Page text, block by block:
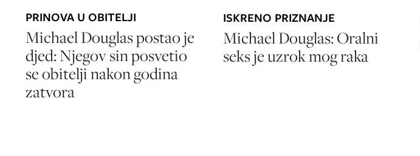
PRINOVA U OBITELJI
Michael Douglas postao je
djed: Njegov sin posvetio
se obitelji nakon godina
zatvora
ISKRENO PRIZNANJE
Michael Douglas: Oralni
seks je uzrok mog raka